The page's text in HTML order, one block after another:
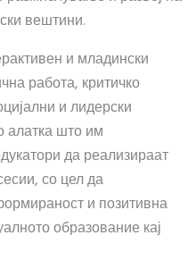
вештини.
и младински
работа, критичко
и лидерски
алатка што им
да реализираат
со цел да
и позитивна
образование кај